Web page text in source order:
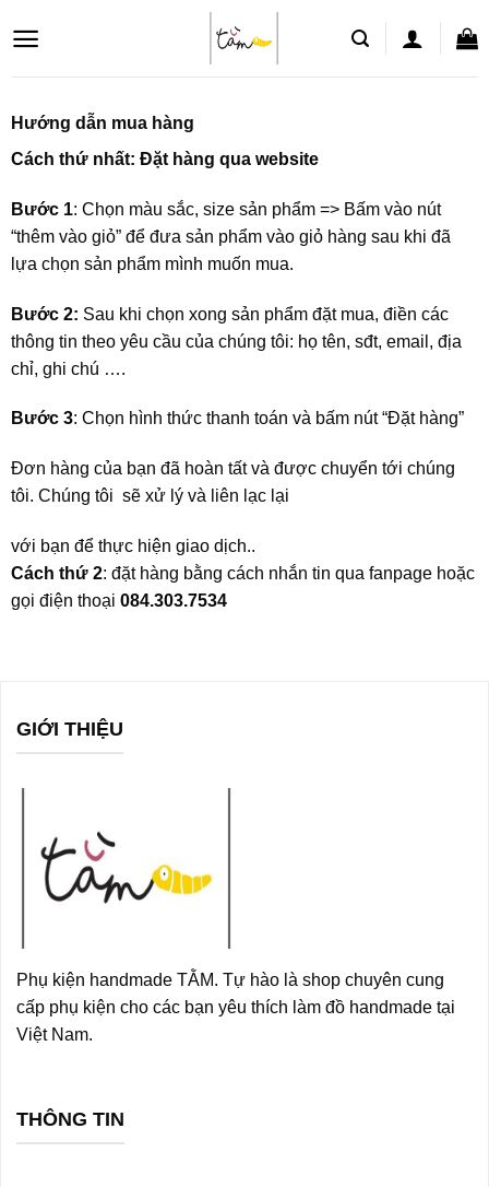
to
Hướng dẫn mua hàng
Cách thứ nhất: Đặt hàng qua website
Bước 1: Chọn màu sắc, size sản phẩm => Bấm vào nút
“thêm vào giỏ” để đưa sản phẩm vào giỏ hàng sau khi đã
lựa chọn sản phẩm mình muốn mua.
Bước 2: Sau khi chọn xong sản phẩm đặt mua, điền các
thông tin theo yêu cầu của chúng tôi: họ tên, sđt, email, địa
chỉ, ghi chú ….
Bước 3: Chọn hình thức thanh toán và bấm nút “Đặt hàng”
Đơn hàng của bạn đã hoàn tất và được chuyển tới chúng
tôi. Chúng tôi sẽ xử lý và liên lạc lại
với bạn để thực hiện giao dịch..
Cách thứ 2: đặt hàng bằng cách nhắn tin qua fanpage hoặc
gọi điện thoại 084.303.7534
GIỚI THIỆU
Phụ kiện handmade TẰM. Tự hào là shop chuyên cung
cấp phụ kiện cho các bạn yêu thích làm đồ handmade tại
Việt Nam.
THÔNG TIN